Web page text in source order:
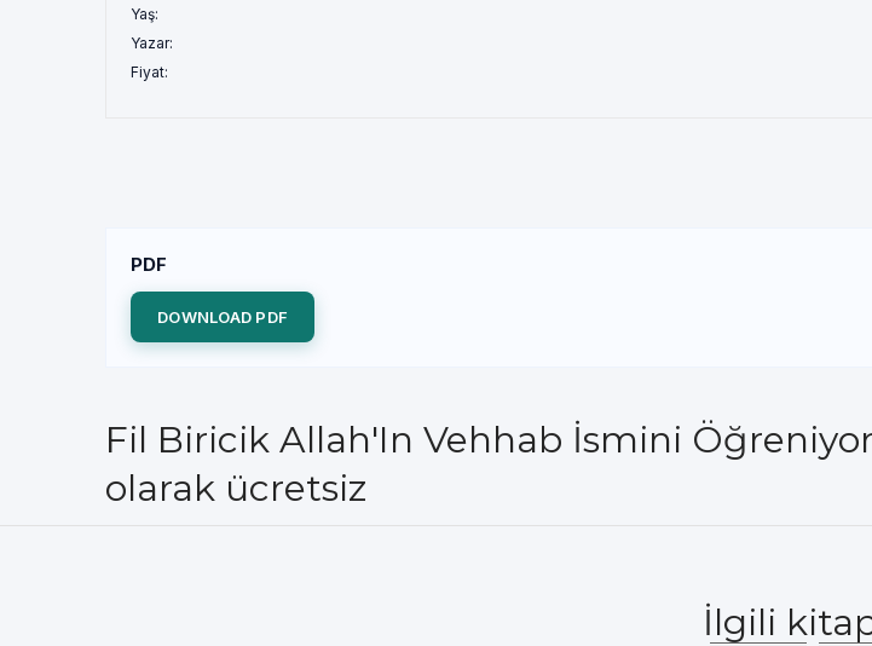
Yaş:
Yazar:
Fiyat:
PDF
DOWNLOAD PDF
Fil Biricik Allah'In Vehhab İsmini
olarak ücretsiz
İlgili